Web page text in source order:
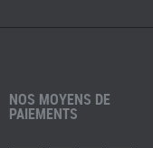
NOS MOYENS DE
PAIEMENTS